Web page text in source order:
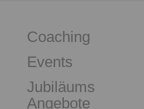
Coaching
Events
Jubiläums
Angebote